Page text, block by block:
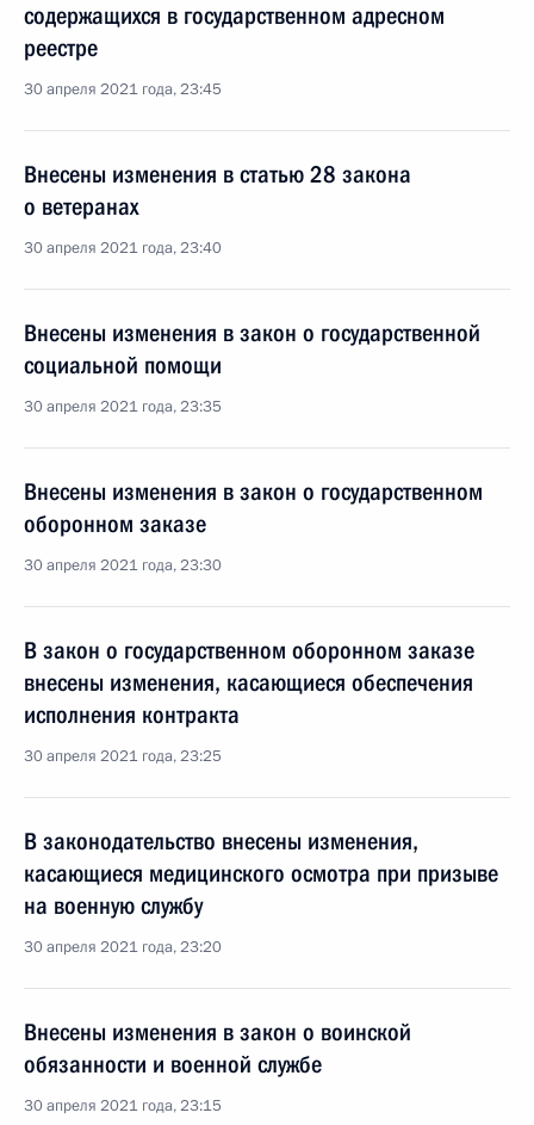
содержащихся в государственном адресном
реестре
30 апреля 2021 года, 23:45
Внесены изменения в статью 28 закона
о ветеранах
30 апреля 2021 года, 23:40
Внесены изменения в закон о государственной
социальной помощи
30 апреля 2021 года, 23:35
Внесены изменения в закон о государственном
оборонном заказе
30 апреля 2021 года, 23:30
В закон о государственном оборонном заказе
внесены изменения, касающиеся обеспечения
исполнения контракта
30 апреля 2021 года, 23:25
В законодательство внесены изменения,
касающиеся медицинского осмотра при призыве
на военную службу
30 апреля 2021 года, 23:20
Внесены изменения в закон о воинской
обязанности и военной службе
30 апреля 2021 года, 23:15